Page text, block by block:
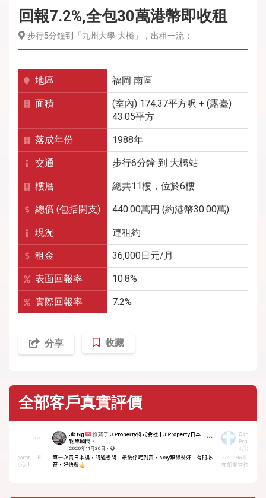
回報7.2%,全包30萬港幣即收租
步行5分鐘到「九州大學 大橋」，出租一流；
地區 福岡 南區
面積
(室內) 174.37平方呎 + (露臺)
43.05平方
落成年份 1988年
交通 步行6分鐘 到 大橋站
樓層 總共11樓，位於6樓
總價 (包括開支) 440.00萬円 (約港幣30.00萬)
現況 連租約
租金 36,000日元/月
表面回報率 10.8%
實際回報率 7.2%
分享 收藏
全部客戶真實評價